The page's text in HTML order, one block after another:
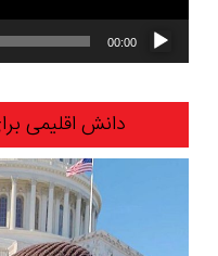
00:00
دانش اقلیمی